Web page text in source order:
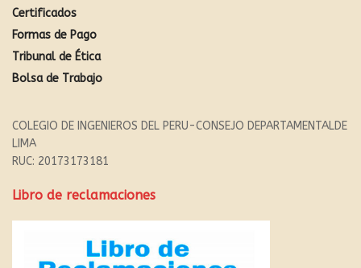
Certificados
Formas de Pago
Tribunal de Ética
Bolsa de Trabajo
COLEGIO DE INGENIEROS DEL PERU-CONSEJO DEPARTAMENTALDE
LIMA
RUC: 20173173181
Libro de reclamaciones